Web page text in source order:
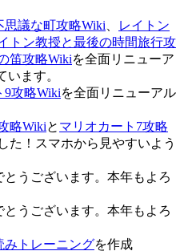
思議な町攻略Wiki
レイトン
トン教授と最後の時間旅行攻
笛攻略Wikiを全面リニューア
います。
9攻略Wikiを全面リニューアル
略Wikiと マリオカート7攻略
た！スマホから見やすいよう
うございます。本年もよろ
うございます。本年もよろ
みトレーニングを作成